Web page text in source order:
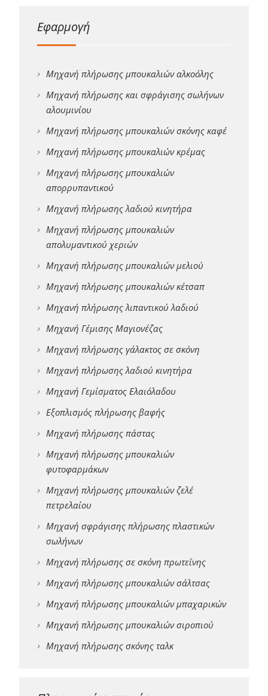
Εφαρμογή
Μηχανή πλήρωσης μπουκαλιών αλκοόλης
Μηχανή πλήρωσης και σφράγισης σωλήνων
αλουμινίου
Μηχανή πλήρωσης μπουκαλιών σκόνης καφέ
Μηχανή πλήρωσης μπουκαλιών κρέμας
Μηχανή πλήρωσης μπουκαλιών
απορρυπαντικού
Μηχανή πλήρωσης λαδιού κινητήρα
Μηχανή πλήρωσης μπουκαλιών
απολυμαντικού χεριών
Μηχανή πλήρωσης μπουκαλιών μελιού
Μηχανή πλήρωσης μπουκαλιών κέτσαπ
Μηχανή πλήρωσης λιπαντικού λαδιού
Μηχανή Γέμισης Μαγιονέζας
Μηχανή πλήρωσης γάλακτος σε σκόνη
Μηχανή πλήρωσης λαδιού κινητήρα
Μηχανή Γεμίσματος Ελαιόλαδου
Εξοπλισμός πλήρωσης βαφής
Μηχανή πλήρωσης πάστας
Μηχανή πλήρωσης μπουκαλιών
φυτοφαρμάκων
Μηχανή πλήρωσης μπουκαλιών ζελέ
πετρελαίου
Μηχανή σφράγισης πλήρωσης πλαστικών
σωλήνων
Μηχανή πλήρωσης σε σκόνη πρωτεΐνης
Μηχανή πλήρωσης μπουκαλιών σάλτσας
Μηχανή πλήρωσης μπουκαλιών μπαχαρικών
Μηχανή πλήρωσης μπουκαλιών σιροπιού
Μηχανή πλήρωσης σκόνης ταλκ